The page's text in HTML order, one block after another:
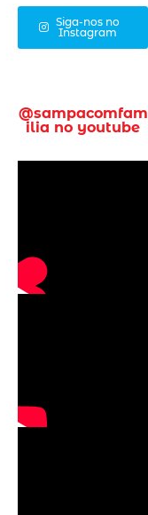
Siga-nos no
Instagram
@sampacomfam
ilia no youtube